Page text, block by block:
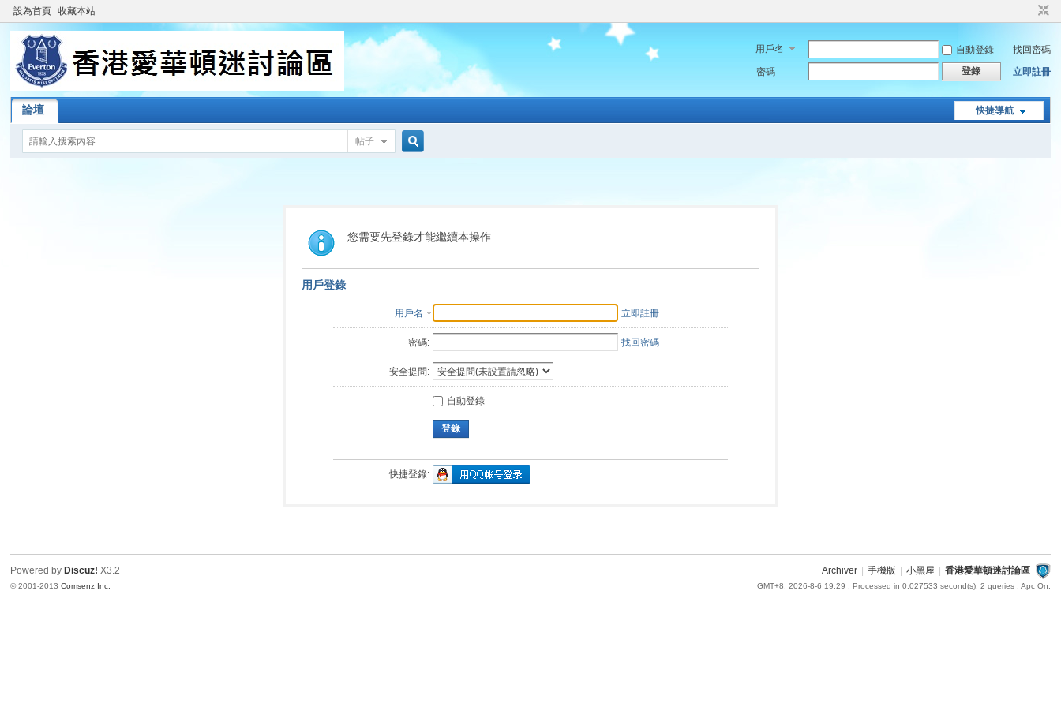
設為首頁 收藏本站
用戶名 自動登錄
找回密碼
密碼
登錄 立即註冊
快捷導航
論壇
帖子
索
您需要先登錄才能繼續本操作
用戶登錄
用戶名 立即註冊
密碼: 找回密碼
安全提問:
自動登錄
登錄
快捷登錄:
Archiver 手機版 小黑屋 香港愛華頓迷討論區
GMT+8, 2026-8-6 19:29 , Processed in 0.027533 second(s), 2 queries , Apc On.
Powered by Discuz! X3.2
© 2001-2013Comsenz Inc.